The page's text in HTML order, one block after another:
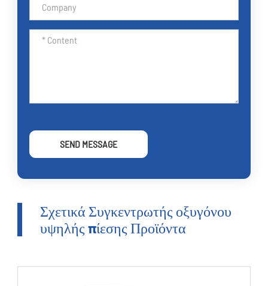
SEND MESSAGE
Σχετικά Συγκεντρωτής οξυγόνου
υψηλής πίεσης Προϊόντα